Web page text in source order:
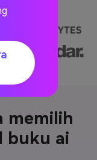
memilih
buku ai